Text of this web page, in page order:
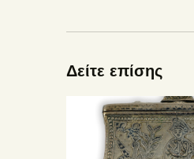
Δείτε επίσης